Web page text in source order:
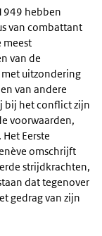
hebben
van combattant
meest
van de
uitzondering
van andere
bij het conflict zijn
voorwaarden,
Eerste
omschrijft
strijdkrachten,
dat tegenover
gedrag van zijn